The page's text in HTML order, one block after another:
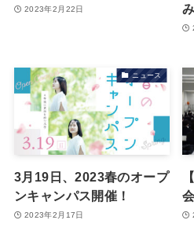
2023年2月22日
ニュース
3月19日、2023春のオープ
ンキャンパス開催！
2023年2月17日